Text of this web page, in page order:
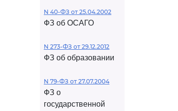
N 40-ФЗ от 25.04.2002
ФЗ об ОСАГО
N 273-ФЗ от 29.12.2012
ФЗ об образовании
N 79-ФЗ от 27.07.2004
ФЗ о
государственной